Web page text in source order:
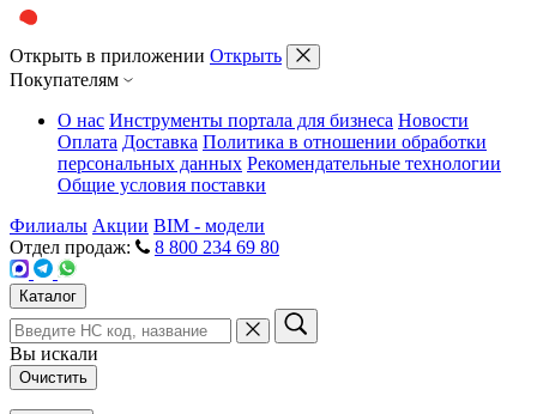
Открыть в приложении Открыть
Покупателям
О нас Инструменты портала для бизнеса Новости
Оплата Доставка Политика в отношении обработки
персональных данных Рекомендательные технологии
Общие условия поставки
Филиалы Акции BIM - модели
Отдел продаж:
8 800 234 69 80
Каталог
Вы искали
Очистить